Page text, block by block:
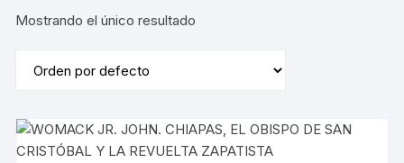
Mostrando el único resultado